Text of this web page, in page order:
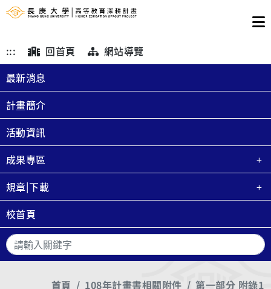
::: 回首頁
網站導覽
最新消息
計畫簡介
活動資訊
成果專區
規章|下載
校首頁
搜
首頁 108年計畫書相關附件 第一部分 附錄1